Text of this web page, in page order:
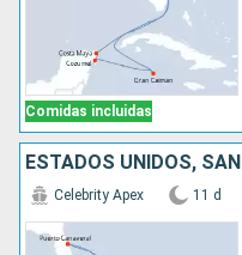
Comidas incluidas
Celebrity Apex 11 d